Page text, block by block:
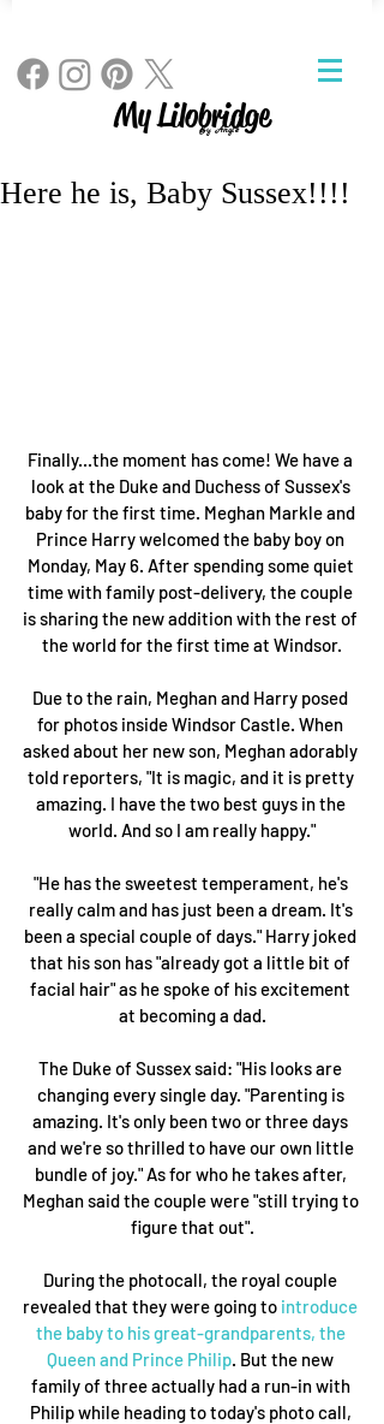
By Angie
My Lilobridge
Here he is, Baby Sussex!!!!
Finally...the moment has come! We have a
look at the Duke and Duchess of Sussex's
baby for the first time. Meghan Markle and
Prince Harry welcomed the baby boy on
Monday, May 6. After spending some quiet
time with family post-delivery, the couple
is sharing the new addition with the rest of
the world for the first time at Windsor.
Due to the rain, Meghan and Harry posed
for photos inside Windsor Castle. When
asked about her new son, Meghan adorably
told reporters, "It is magic, and it is pretty
amazing. I have the two best guys in the
world. And so I am really happy."
"He has the sweetest temperament, he's
really calm and has just been a dream. It's
been a special couple of days." Harry joked
that his son has "already got a little bit of
facial hair" as he spoke of his excitement
at becoming a dad.
The Duke of Sussex said: "His looks are
changing every single day. "Parenting is
amazing. It's only been two or three days
and we're so thrilled to have our own little
bundle of joy." As for who he takes after,
Meghan said the couple were "still trying to
figure that out".
During the photocall, the royal couple
revealed that they were going to introduce
the baby to his great-grandparents, the
Queen and Prince Philip. But the new
family of three actually had a run-in with
Philip while heading to today's photo call,